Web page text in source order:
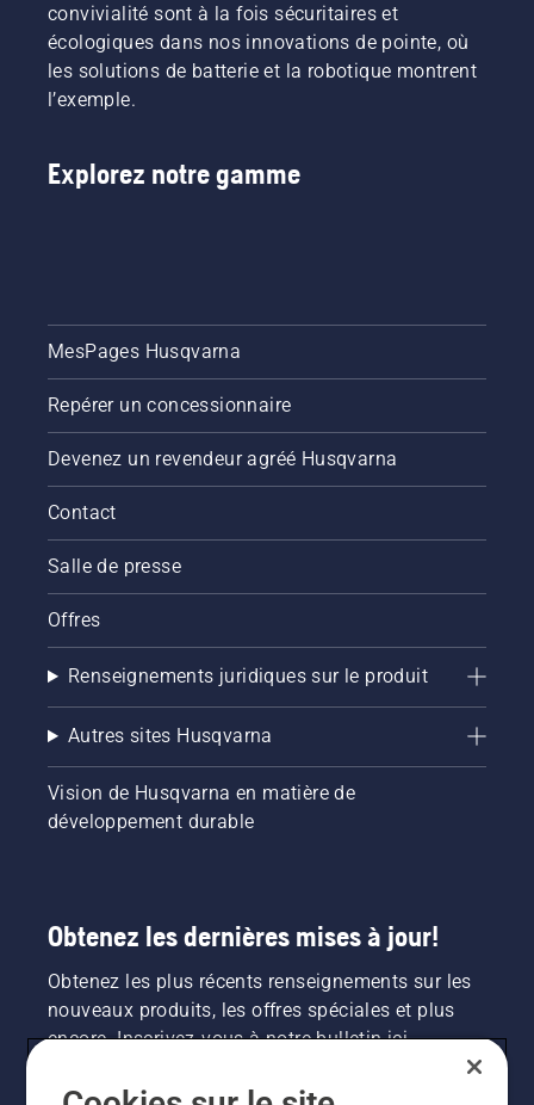
convivialité sont à la fois sécuritaires et
écologiques dans nos innovations de pointe, où
les solutions de batterie et la robotique montrent
l’exemple.
Explorez notre gamme
MesPages Husqvarna
Repérer un concessionnaire
Devenez un revendeur agréé Husqvarna
Contact
Salle de presse
Offres
Renseignements juridiques sur le produit
Autres sites Husqvarna
Vision de Husqvarna en matière de
développement durable
Obtenez les dernières mises à jour!
Obtenez les plus récents renseignements sur les
nouveaux produits, les offres spéciales et plus
encore. Inscrivez-vous à notre bulletin ici.